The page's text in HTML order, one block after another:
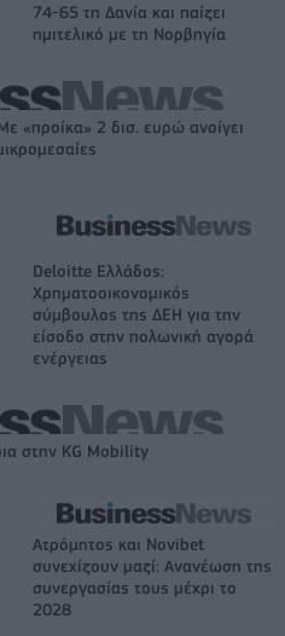
74-65 τη Δανία και παίζει
ημιτελικό με τη Νορβηγία
«προίκα» 2 δισ. ευρώ ανοίγει
Deloitte Ελλάδος:
Χρηματοοικονομικός
σύμβουλος της ΔΕΗ για την
είσοδο στην πολωνική αγορά
ενέργειας
στην KG Mobility
Ατρόμητος και Novibet
συνεχίζουν μαζί: Ανανέωση της
συνεργασίας τους μέχρι το
2028